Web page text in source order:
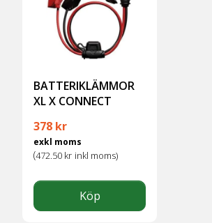
BATTERIKLÄMMOR
XL X CONNECT
378 kr
exkl moms
(472.50 kr inkl moms)
Köp